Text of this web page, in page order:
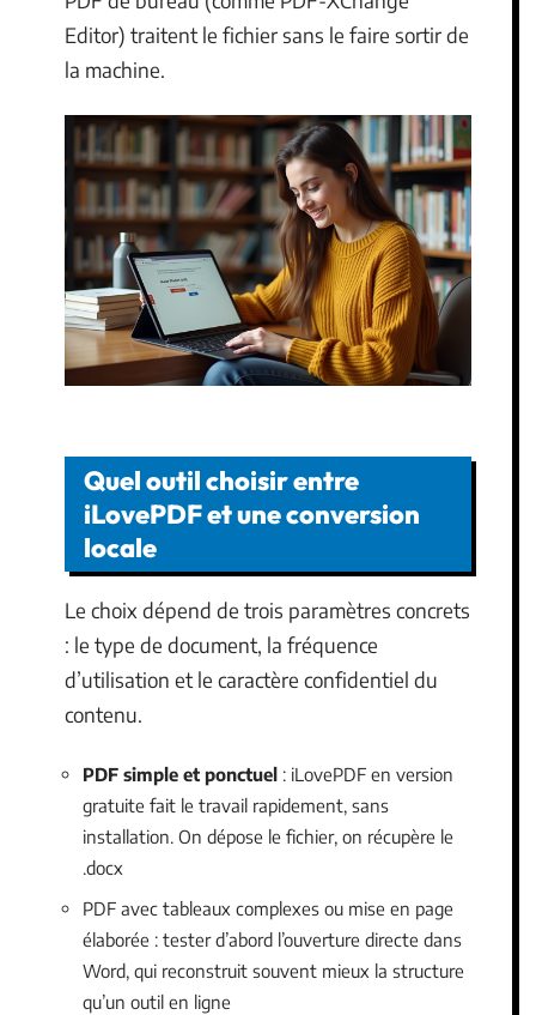
Editor) traitent le fichier sans le faire sortir de
la machine.
Quel outil choisir entre
iLovePDF et une conversion
locale
Le choix dépend de trois paramètres concrets
: le type de document, la fréquence
d’utilisation et le caractère confidentiel du
contenu.
PDF simple et ponctuel : iLovePDF en version
gratuite fait le travail rapidement, sans
installation. On dépose le fichier, on récupère le
.docx
PDF avec tableaux complexes ou mise en page
élaborée : tester d’abord l’ouverture directe dans
Word, qui reconstruit souvent mieux la structure
qu’un outil en ligne